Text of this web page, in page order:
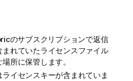
のサブスクリプションで返信
まれていたライセンスファイル
所に保管します。
イセンスキーが含まれていま